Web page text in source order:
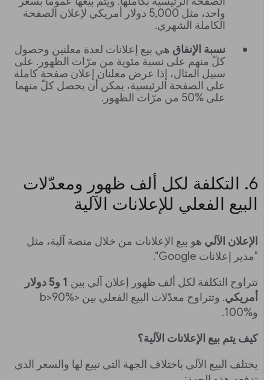
واحد، مثل 5,000 دولار أمريكي لإعلان الصفحة
الكاملة الشهري.
نسبة الإنفاقهي بيع إعلانات لعدة معلنين وحصول
كلّ منهم على نسبة مئوية من مرّات الظهور. على
سبيل المثال، إذا عرض معلنان إعلان صفحة كاملة
على الصفحة الرئيسية، يمكن أن يحصل كلّ منهما
على ‎50% من مرّات الظهور.
‫6. التكلفة لكل ألف ظهور ومعدّلات
البيع الفعلي للإعلانات الآلية
الإعلان الآليهو بيع الإعلانات من خلال منصة آلية، مثل
"مدير إعلانات Google".
تتراوح التكلفة لكل ألف ظهور إعلان آلي بين
1 و5 دولار
أمريكي
. وتتراوح معدّلات البيع الفعلي بين <‎b>90%
كيف يتم بيع الإعلانات الآلية؟
يختلف البيع الآلي باختلاف الجهة التي تبيع لها والسعر الذي